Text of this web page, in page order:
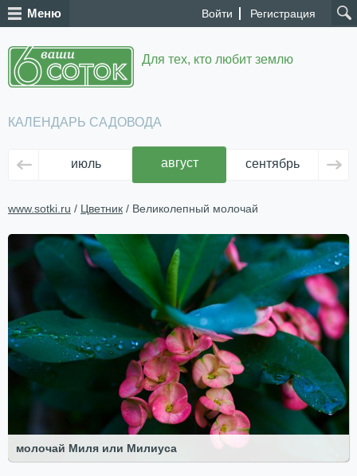
Войти Регистрация
Меню
Для тех, кто любит землю
КАЛЕНДАРЬ САДОВОДА
июль август сентябрь
www.sotki.ru / Цветник / Великолепный молочай
молочай Миля или Милиуса